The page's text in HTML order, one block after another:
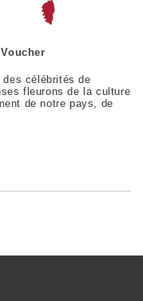
des célébrités de
fleurons de la culture
de notre pays, de